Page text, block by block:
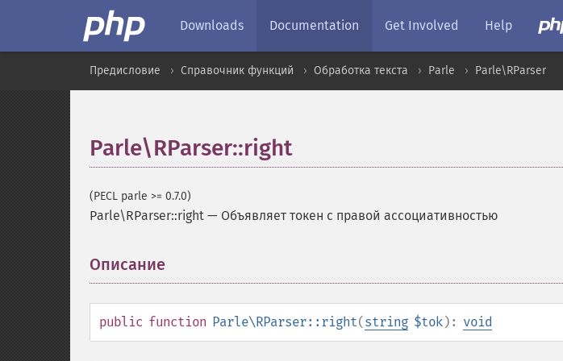
Downloads Documentation Get Involved Help
Предисловие Справочник функций Обработка текста Parle Parle\RParser
Parle\RParser::right
(PECL parle >= 0.7.0)
Parle\RParser::right — Объявляет токен с правой ассоциативностью
Описание
public function Parle\RParser::right(string $tok): void